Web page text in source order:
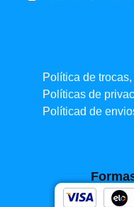
Política de
Políticas de
Políticad de